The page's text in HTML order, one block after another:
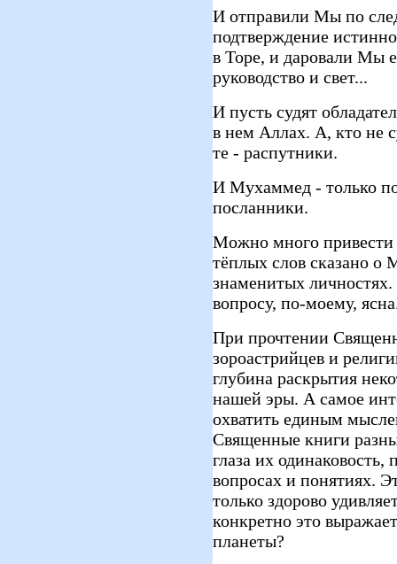
И отправили Мы по
подтверждение
в Торе, и даровали Мы
руководство и свет...
И пусть судят
в нем Аллах. А, кто не
те - распутники.
И Мухаммед - только
посланники.
Можно много привести
тёплых слов сказано о
знаменитых
вопросу, по-моему,
При прочтении
зороастрийцев и
глубина раскрытия
нашей эры. А самое
охватить единым
Священные книги
глаза их
вопросах и понятиях.
только здорово
конкретно это
планеты?